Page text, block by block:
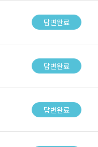
답변완료
답변완료
답변완료